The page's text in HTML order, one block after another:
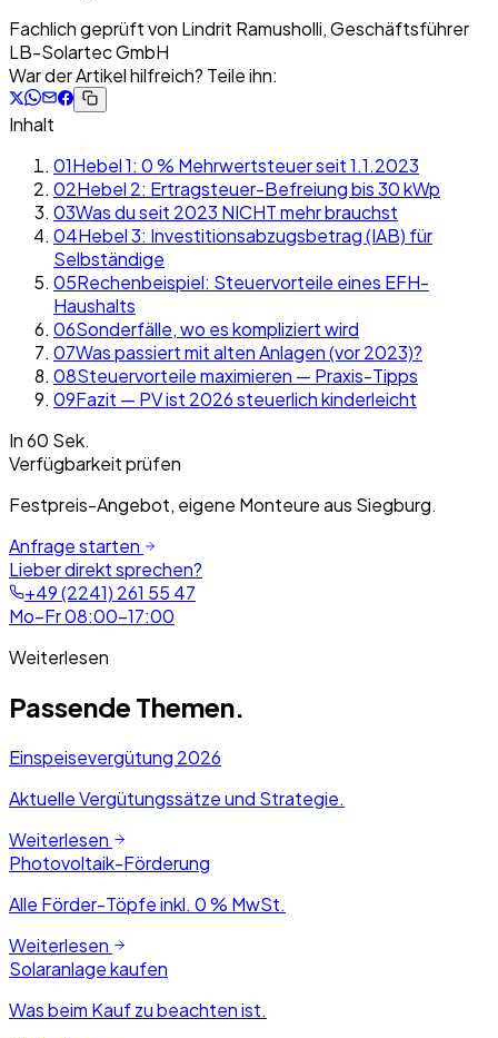
Fachlich geprüft von Lindrit Ramusholli, Geschäftsführer
LB-Solartec GmbH
War der Artikel hilfreich? Teile ihn:
Inhalt
01Hebel 1: 0 % Mehrwertsteuer seit 1.1.2023
02Hebel 2: Ertragsteuer-Befreiung bis 30 kWp
03Was du seit 2023 NICHT mehr brauchst
04Hebel 3: Investitionsabzugsbetrag (IAB) für
Selbständige
05Rechenbeispiel: Steuervorteile eines EFH-
Haushalts
06Sonderfälle, wo es kompliziert wird
07Was passiert mit alten Anlagen (vor 2023)?
08Steuervorteile maximieren — Praxis-Tipps
09Fazit — PV ist 2026 steuerlich kinderleicht
In 60 Sek.
Verfügbarkeit prüfen
Festpreis-Angebot, eigene Monteure aus Siegburg.
Anfrage starten
Lieber direkt sprechen?
+49 (2241) 261 55 47
Mo–Fr 08:00–17:00
Weiterlesen
Passende Themen.
Einspeisevergütung 2026
Aktuelle Vergütungssätze und Strategie.
Weiterlesen
Photovoltaik-Förderung
Alle Förder-Töpfe inkl. 0 % MwSt.
Weiterlesen
Solaranlage kaufen
Was beim Kauf zu beachten ist.